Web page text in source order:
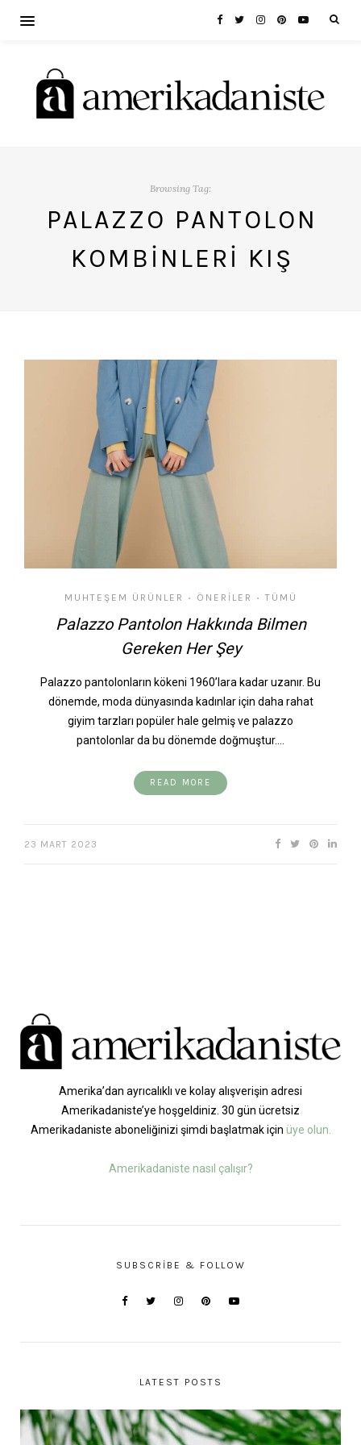
Browsing Tag:
PALAZZO PANTOLON
KOMBINLERI KIŞ
MUHTEŞEM ÜRÜNLER • ÖNERILER • TÜMÜ
Palazzo Pantolon Hakkında Bilmen
Gereken Her Şey
Palazzo pantolonların kökeni 1960’lara kadar uzanır. Bu
dönemde, moda dünyasında kadınlar için daha rahat
giyim tarzları popüler hale gelmiş ve palazzo
pantolonlar da bu dönemde doğmuştur.…
READ MORE
23 MART 2023
Amerika’dan ayrıcalıklı ve kolay alışverişin adresi
Amerikadaniste’ye hoşgeldiniz. 30 gün ücretsiz
Amerikadaniste aboneliğinizi şimdi başlatmak için üye olun.
Amerikadaniste nasıl çalışır?
SUBSCRIBE & FOLLOW
LATEST POSTS